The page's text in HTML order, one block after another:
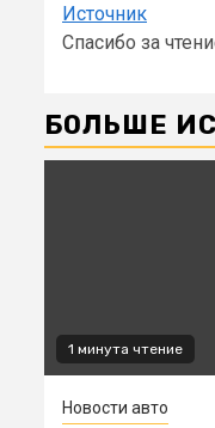
Источник
Спасибо за
БОЛЬШЕ
1 минута чтение
Новости авто